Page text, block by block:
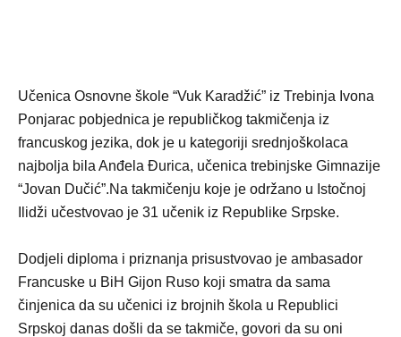
Učenica Osnovne škole “Vuk Karadžić” iz Trebinja Ivona
Ponjarac pobjednica je republičkog takmičenja iz
francuskog jezika, dok je u kategoriji srednjoškolaca
najbolja bila Anđela Đurica, učenica trebinjske Gimnazije
“Jovan Dučić”.Na takmičenju koje je održano u Istočnoj
Ilidži učestvovao je 31 učenik iz Republike Srpske.
Dodjeli diploma i priznanja prisustvovao je ambasador
Francuske u BiH Gijon Ruso koji smatra da sama
činjenica da su učenici iz brojnih škola u Republici
Srpskoj danas došli da se takmiče, govori da su oni